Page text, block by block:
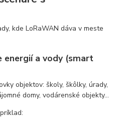
kde LoRaWAN dáva v meste
energií a vody (smart
objektov: školy, škôlky, úrady,
domy, vodárenské objekty…